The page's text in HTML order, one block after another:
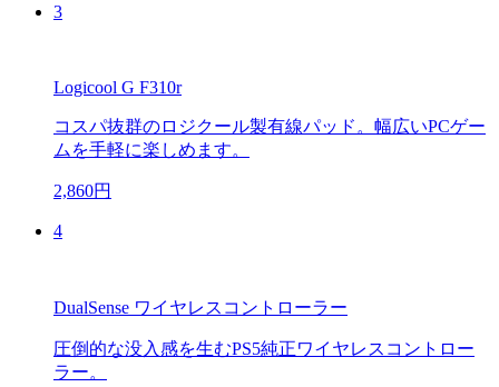
3
Logicool G F310r
コスパ抜群のロジクール製有線パッド。幅広いPCゲー
ムを手軽に楽しめます。
2,860円
4
DualSense ワイヤレスコントローラー
圧倒的な没入感を生むPS5純正ワイヤレスコントロー
ラー。